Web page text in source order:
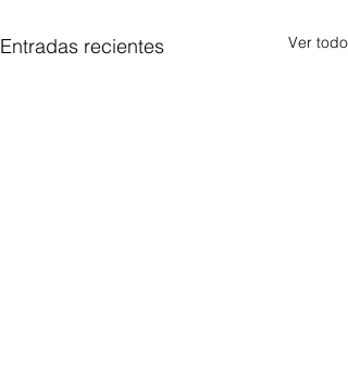
Entradas recientes Ver todo